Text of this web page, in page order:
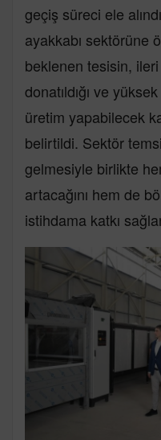
geçiş süreci ele
ayakkabı sektörüne
beklenen tesisin,
donatıldığı ve
üretim yapabilecek
belirtildi. Sektör
gelmesiyle birlikte
artacağını hem de
istihdama katkı